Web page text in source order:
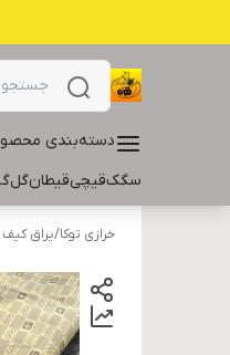
دسته‌بندی
سگکقیچیقیطانگل
خرازی توکا/یراق کیف